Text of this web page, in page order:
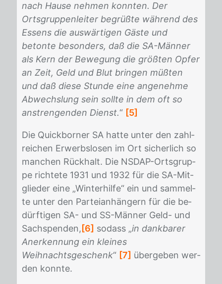
nach Hause nehmen konnten. Der
Ortsgruppenleiter begrüßte während des
Essens die auswärtigen Gäste und
betonte besonders, daß die SA-Männer
als Kern der Bewegung die größten Opfer
an Zeit, Geld und Blut bringen müßten
und daß diese Stunde eine angenehme
Abwechslung sein sollte in dem oft so
anstrengenden Dienst.“ [5]
Die Quick­bor­ner SA hat­te un­ter den zahl­
rei­chen Er­werbs­lo­sen im Ort si­cher­lich so
man­chen Rück­halt. Die NS­DAP-Orts­grup­
pe rich­te­te 1931 und 1932 für die SA-Mit­
glie­der eine „Win­ter­hil­fe“ ein und sam­mel­
te un­ter den Par­tei­an­hän­gern für die be­
dürf­ti­gen SA- und SS-Män­ner Geld- und
Sach­spen­den, [6] so­dass „in dankbarer
Anerkennung ein kleines
Weihnachtsgeschenk“ [7] über­ge­ben wer­
den konn­te.